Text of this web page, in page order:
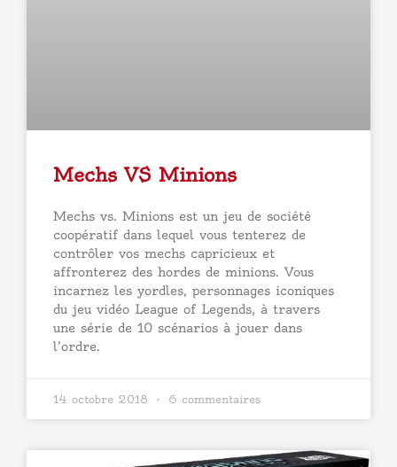
Mechs VS Minions
Mechs vs. Minions est un jeu de société
coopératif dans lequel vous tenterez de
contrôler vos mechs capricieux et
affronterez des hordes de minions. Vous
incarnez les yordles, personnages iconiques
du jeu vidéo League of Legends, à travers
une série de 10 scénarios à jouer dans
l’ordre.
14 octobre 2018 6 commentaires